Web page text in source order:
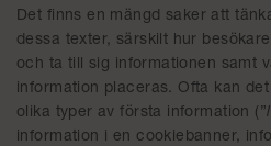
Det finns en mängd saker att
dessa texter, särskilt hur
och ta till sig informationen samt
information placeras. Ofta kan
olika typer av första information (”
information i en cookiebanner,